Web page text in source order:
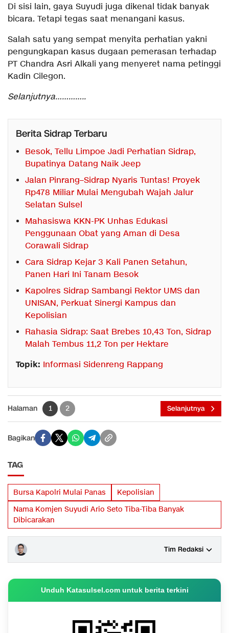
Di sisi lain, gaya Suyudi juga dikenal tidak banyak
bicara. Tetapi tegas saat menangani kasus.
Salah satu yang sempat menyita perhatian yakni
pengungkapan kasus dugaan pemerasan terhadap
PT Chandra Asri Alkali yang menyeret nama petinggi
Kadin Cilegon.
Selanjutnya…………..
Berita Sidrap Terbaru
Besok, Tellu Limpoe Jadi Perhatian Sidrap,
Bupatinya Datang Naik Jeep
Jalan Pinrang–Sidrap Nyaris Tuntas! Proyek
Rp478 Miliar Mulai Mengubah Wajah Jalur
Selatan Sulsel
Mahasiswa KKN-PK Unhas Edukasi
Penggunaan Obat yang Aman di Desa
Corawali Sidrap
Cara Sidrap Kejar 3 Kali Panen Setahun,
Panen Hari Ini Tanam Besok
Kapolres Sidrap Sambangi Rektor UMS dan
UNISAN, Perkuat Sinergi Kampus dan
Kepolisian
Rahasia Sidrap: Saat Brebes 10,43 Ton, Sidrap
Malah Tembus 11,2 Ton per Hektare
Topik: Informasi Sidenreng Rappang
Halaman 1 2 Selanjutnya
Bagikan
TAG
Bursa Kapolri Mulai Panas
Kepolisian
Nama Komjen Suyudi Ario Seto Tiba-Tiba Banyak
Dibicarakan
Tim Redaksi
Unduh Katasulsel.com untuk berita terkini